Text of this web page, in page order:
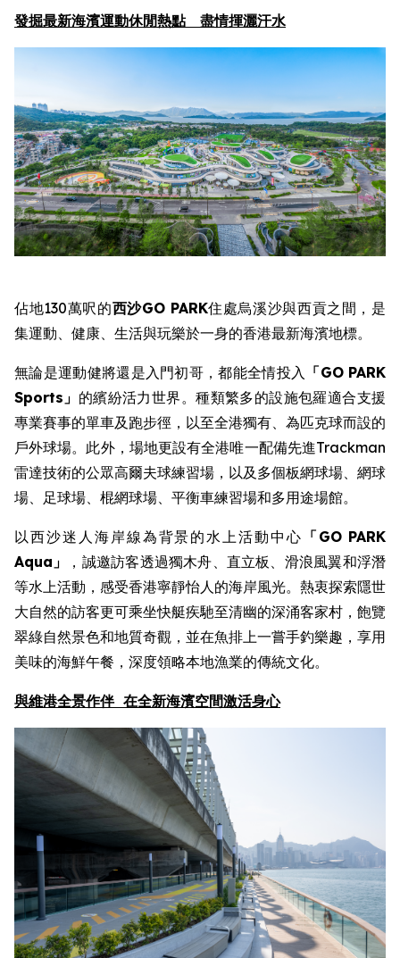
發掘最新海濱運動休閒熱點 盡情揮灑汗水
佔地130萬呎的西沙GO PARK住處烏溪沙與西貢之間，是
集運動、健康、生活與玩樂於一身的香港最新海濱地標。
無論是運動健將還是入門初哥，都能全情投入 「GO PARK
Sports 」 的繽紛活力世界。種類繁多的設施包羅適合支援
專業賽事的單車及跑步徑，以至全港獨有、為匹克球而設的
戶外球場。此外，場地更設有全港唯一配備先進Trackman
雷達技術的公眾高爾夫球練習場，以及多個板網球場、網球
場、足球場、棍網球場、平衡車練習場和多用途場館。
以西沙迷人海岸線為背景的水上活動中心 「 GO PARK
Aqua 」
，誠邀訪客透過獨木舟、直立板、滑浪風翼和浮潛
等水上活動，感受香港寧靜怡人的海岸風光。熱衷探索隱世
大自然的訪客更可乘坐快艇疾馳至清幽的深涌客家村，飽覽
翠綠自然景色和地質奇觀，並在魚排上一嘗手釣樂趣，享用
美味的海鮮午餐，深度領略本地漁業的傳統文化。
與維港全景作伴 在全新海濱空間激活身心